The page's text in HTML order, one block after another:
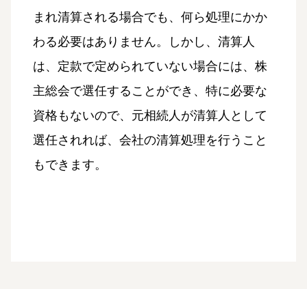
まれ清算される場合でも、何ら処理にかか
わる必要はありません。しかし、清算人
は、定款で定められていない場合には、株
主総会で選任することができ、特に必要な
資格もないので、元相続人が清算人として
選任されれば、会社の清算処理を行うこと
もできます。